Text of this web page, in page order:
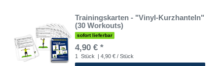
Trainingskarten - "Vinyl-Kurzhanteln"
(30 Workouts)
sofort lieferbar
4,90 € *
1 Stück | 4,90 € / Stück